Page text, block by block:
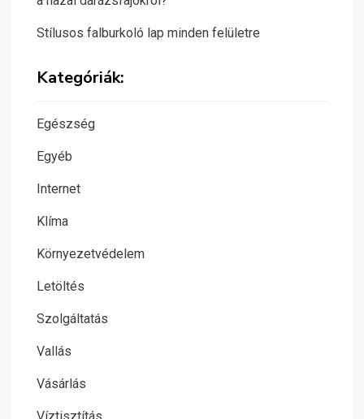
Stílusos falburkoló lap minden felületre
Kategóriák:
Egészség
Egyéb
Internet
Klíma
Környezetvédelem
Letöltés
Szolgáltatás
Vallás
Vásárlás
Víztisztítás